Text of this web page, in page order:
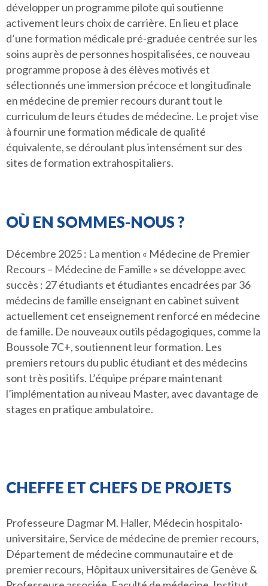
développer un programme pilote qui soutienne
activement leurs choix de carrière. En lieu et place
d’une formation médicale pré-graduée centrée sur les
soins auprès de personnes hospitalisées, ce nouveau
programme propose à des élèves motivés et
sélectionnés une immersion précoce et longitudinale
en médecine de premier recours durant tout le
curriculum de leurs études de médecine. Le projet vise
à fournir une formation médicale de qualité
équivalente, se déroulant plus intensément sur des
sites de formation extrahospitaliers.
OÙ EN SOMMES-NOUS ?
Décembre 2025 : La mention « Médecine de Premier
Recours – Médecine de Famille » se développe avec
succès : 27 étudiants et étudiantes encadrées par 36
médecins de famille enseignant en cabinet suivent
actuellement cet enseignement renforcé en médecine
de famille. De nouveaux outils pédagogiques, comme la
Boussole 7C+, soutiennent leur formation. Les
premiers retours du public étudiant et des médecins
sont très positifs. L’équipe prépare maintenant
l’implémentation au niveau Master, avec davantage de
stages en pratique ambulatoire.
CHEFFE ET CHEFS DE PROJETS
Professeure Dagmar M. Haller, Médecin hospitalo-
universitaire, Service de médecine de premier recours,
Département de médecine communautaire et de
premier recours, Hôpitaux universitaires de Genève &